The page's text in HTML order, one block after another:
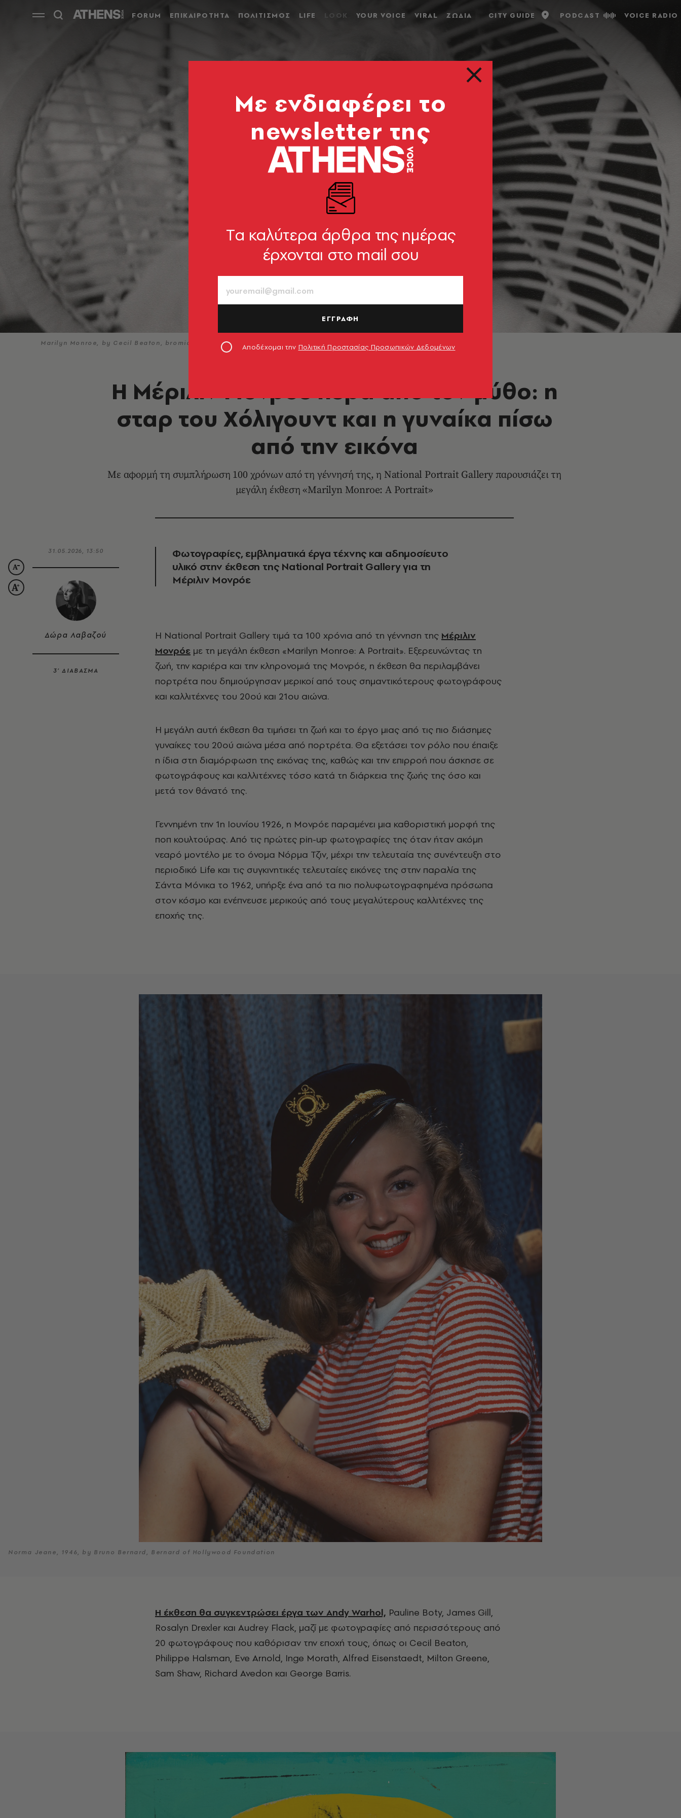
FORUM ΕΠΙΚΑΙΡΟΤΗΤΑ ΠΟΛΙΤΙΣΜΟΣ LIFE LOOK YOUR VOICE VIRAL ΖΩΔΙΑ CITY GUIDE PODCAST VOICE RADIO
Marilyn Monroe, by Cecil Beaton, bromide print, 1956, Collection National Portrait Gallery
Η Μέριλιν Μονρόε πέρα από τον μύθο: η
σταρ του Χόλιγουντ και η γυναίκα πίσω
από την εικόνα
Με αφορμή τη συμπλήρωση 100 χρόνων από τη γέννησή της, η National Portrait Gallery παρουσιάζει τη
μεγάλη έκθεση «Marilyn Monroe: A Portrait»
31.05.2026, 13:50
Δώρα Λαβαζού
3’ ΔΙΑΒΑΣΜΑ
Φωτογραφίες, εμβληματικά έργα τέχνης και αδημοσίευτο
υλικό στην έκθεση της National Portrait Gallery για τη
Μέριλιν Μονρόε
Η National Portrait Gallery τιμά τα 100 χρόνια από τη γέννηση της Μέριλιν
Μονρόε με τη μεγάλη έκθεση «Marilyn Monroe: A Portrait». Εξερευνώντας τη
ζωή, την καριέρα και την κληρονομιά της Μονρόε, η έκθεση θα περιλαμβάνει
πορτρέτα που δημιούργησαν μερικοί από τους σημαντικότερους φωτογράφους
και καλλιτέχνες του 20ού και 21ου αιώνα.
Η μεγάλη αυτή έκθεση θα τιμήσει τη ζωή και το έργο μιας από τις πιο διάσημες
γυναίκες του 20ού αιώνα μέσα από πορτρέτα. Θα εξετάσει τον ρόλο που έπαιξε
η ίδια στη διαμόρφωση της εικόνας της, καθώς και την επιρροή που άσκησε σε
φωτογράφους και καλλιτέχνες τόσο κατά τη διάρκεια της ζωής της όσο και
μετά τον θάνατό της.
Γεννημένη την 1η Ιουνίου 1926, η Μονρόε παραμένει μια καθοριστική μορφή της
ποπ κουλτούρας. Από τις πρώτες pin-up φωτογραφίες της όταν ήταν ακόμη
νεαρό μοντέλο με το όνομα Νόρμα Τζιν, μέχρι την τελευταία της συνέντευξη στο
περιοδικό Life και τις συγκινητικές τελευταίες εικόνες της στην παραλία της
Σάντα Μόνικα το 1962, υπήρξε ένα από τα πιο πολυφωτογραφημένα πρόσωπα
στον κόσμο και ενέπνευσε μερικούς από τους μεγαλύτερους καλλιτέχνες της
εποχής της.
Norma Jeane, 1946, by Bruno Bernard, Bernard of Hollywood Foundation
Η έκθεση θα συγκεντρώσει έργα των Andy Warhol, Pauline Boty, James Gill,
Rosalyn Drexler και Audrey Flack, μαζί με φωτογραφίες από περισσότερους από
20 φωτογράφους που καθόρισαν την εποχή τους, όπως οι Cecil Beaton,
Philippe Halsman, Eve Arnold, Inge Morath, Alfred Eisenstaedt, Milton Greene,
Sam Shaw, Richard Avedon και George Barris.
Mε ενδιαφέρει το
newsletter της
Tα καλύτερα άρθρα της ημέρας
έρχονται στο mail σου
ΕΓΓΡΑΦΗ
Αποδέχομαι την Πολιτική Προστασίας Προσωπικών Δεδομένων